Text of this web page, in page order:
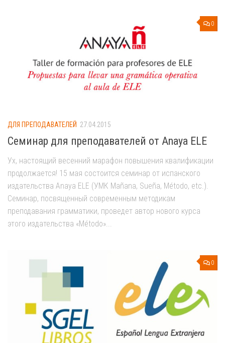
0
ДЛЯ ПРЕПОДАВАТЕЛЕЙ 27.04.2015
Семинар для преподавателей от Anaya ELE
Ух, настоящий весенний марафон повышения квалификации
продолжается! 15 мая состоится семинар от испанского
издательства Anaya ELE (УМК Mañana, Sueña, Método, etc.).
Семинар, посвященный современным методикам
преподавания грамматики, проведет автор нового курса
этого издательства «Método»...
0